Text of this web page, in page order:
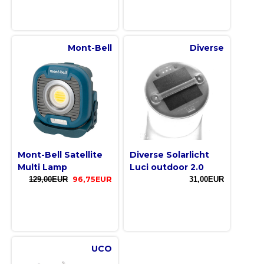
Mont-Bell
Mont-Bell Satellite
Multi Lamp
129,00EUR 96,75EUR
Diverse
Diverse Solarlicht
Luci outdoor 2.0
31,00EUR
UCO